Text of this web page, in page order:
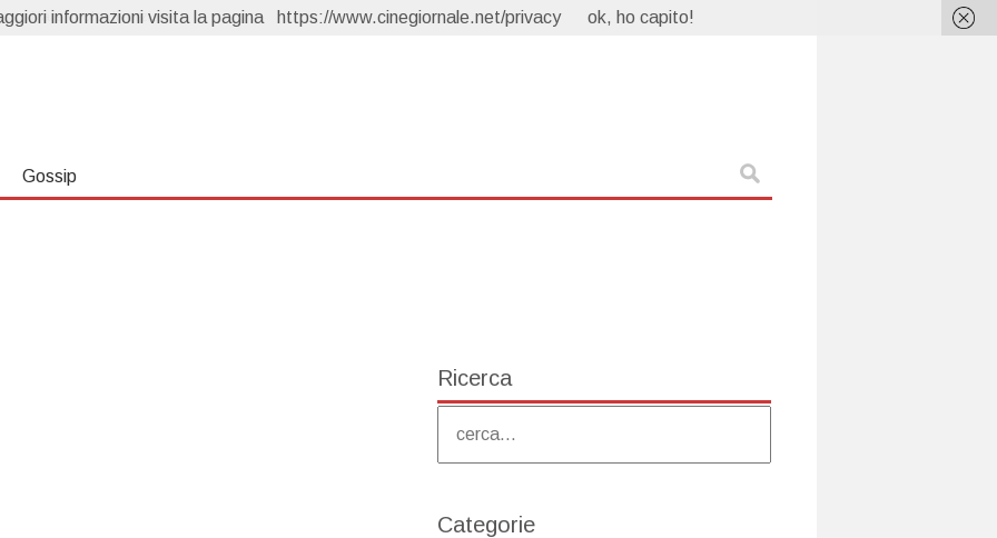
Far Away, anticipazioni 10 agosto: Nare vuole divorziare, Kaya fugge dalla villa
Gossip
Ricerca
Categorie
informazioni visita la pagina https://www.cinegiornale.net/privacy ok, ho capito!